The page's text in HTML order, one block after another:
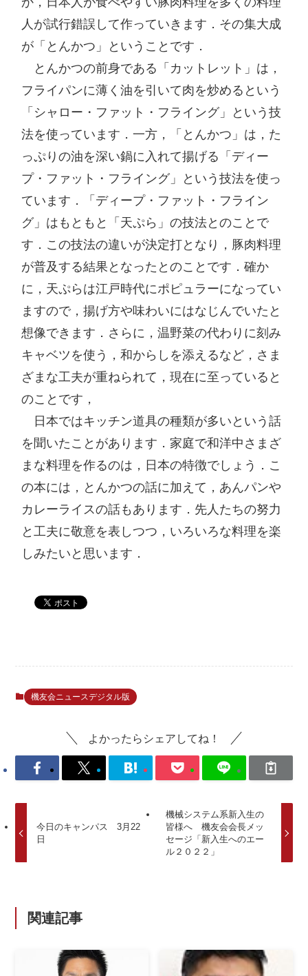
人が試行錯誤して作っていきます．その集大成
が「とんかつ」ということです．
とんかつの前身である「カットレット」は，
フライパンに薄く油を引いて肉を炒めるという
「シャロー・ファット・フライング」という技
法を使っています．一方，「とんかつ」は，た
っぷりの油を深い鍋に入れて揚げる「ディー
プ・ファット・フライング」という技法を使っ
ています．「ディープ・ファット・フライン
グ」はもともと「天ぷら」の技法とのことで
す．この技法の違いが決定打となり，豚肉料理
が普及する結果となったとのことです．確か
に，天ぷらは江戸時代にポピュラーになってい
ますので，揚げ方や味わいにはなじんでいたと
想像できます．さらに，温野菜の代わりに刻み
キャベツを使う，和からしを添えるなど，さま
ざまな工夫が重ねられて，現在に至っていると
のことです，
日本ではキッチン道具の種類が多いという話
を聞いたことがあります．家庭で和洋中さまざ
まな料理を作るのは，日本の特徴でしょう．こ
の本には，とんかつの話に加えて，あんパンや
カレーライスの話もあります．先人たちの努力
と工夫に敬意を表しつつ，いろいろな料理を楽
しみたいと思います．
機友会ニュースデジタル版
よかったらシェアしてね！
今日のキャンパス 3月22
日
機械システム系新入生の
皆様へ 機友会会長メッ
セージ「新入生へのエー
ル２０２２」
関連記事